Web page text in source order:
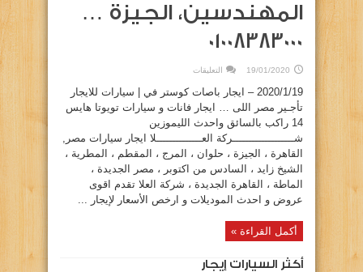
المهندسين، الجيزة …
01008383000
19/01/2020 التعليقات
باصات
كوستر
–
سيارات
|
المهندسين،
الجيزة
01008383000
مغلقة
2020/1/19 – ايجار باصات كوستر في | سيارات للايجار
تأجـير مصر اللى … ايجار فانات و سيارات تويوتا هايس
14 راكب بالسائق واحدث الليموزين
شـــــــــــــــــــركة العــــــــــــــلا ايجار سيارات مصر,
القاهرة ، الجيزة ، حلوان ، المرج ، المقطم ، المطرية ،
الشيخ زايد ، السادس من اكتوبر ، مصر الجديدة ،
الماطة ، القاهرة الجديدة ، شركة العلا تقدم اقوى
عروض و احدث الموديلات و ارخص الأسعار لإيجار ...
أكمل القراءة »
أكثر السيارات إيجار